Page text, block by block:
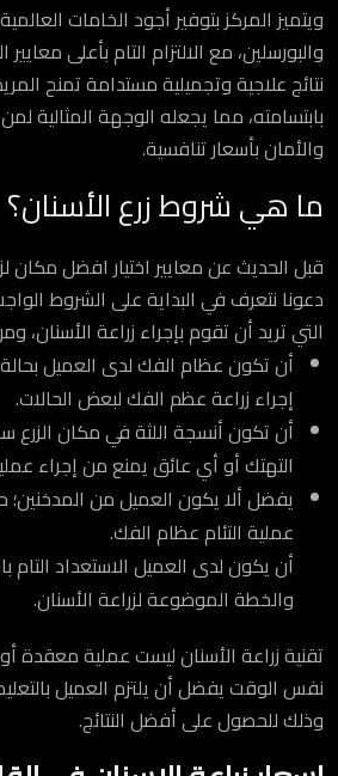
ويتميز المركز بتوفير أجود الخامات
والبورسلين، مع الالتزام التام بأعلى
نتائج علاجية وتجميلية مستدامة تمنح
بابتسامته، مما يجعله الوجهة المثالية
والأمان بأسعار تنافسية.
ما هي شروط زرع الأسنان؟
قبل الحديث عن معايير اختيار افضل مكان
دعونا نتعرف في البداية على الشروط
التي تريد أن تقوم بإجراء زراعة
أن تكون عظام الفك لدى العميل
إجراء زراعة عظم الفك لبعض الحالات.
أن تكون أنسجة اللثة في مكان الزرع
التهتك أو أي عائق يمنع من إجراء
يفضل ألا يكون العميل من المدخنين؛
عملية التئام عظام الفك.
أن يكون لدى العميل الاستعداد التام
والخطة الموضوعة لزراعة الأسنان.
تقنية زراعة الأسنان ليست عملية معقدة
نفس الوقت يفضل أن يلتزم العميل
وذلك للحصول على أفضل النتائج.